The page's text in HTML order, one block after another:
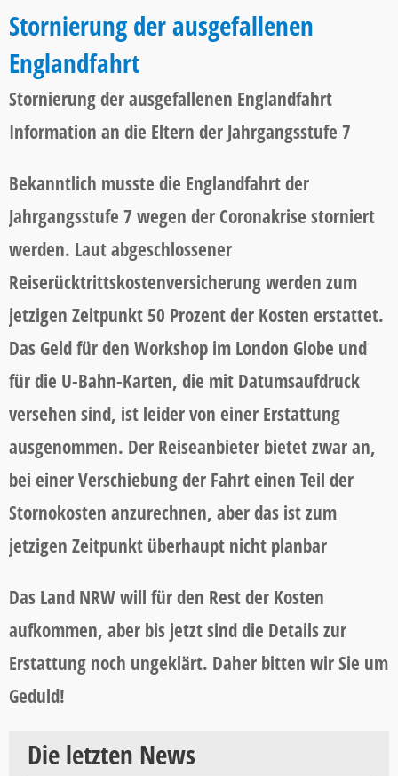
Stornierung der ausgefallenen
Englandfahrt
Stornierung der ausgefallenen Englandfahrt
Information an die Eltern der Jahrgangsstufe 7
Bekanntlich musste die Englandfahrt der
Jahrgangsstufe 7 wegen der Coronakrise storniert
werden. Laut abgeschlossener
Reiserücktrittskostenversicherung werden zum
jetzigen Zeitpunkt 50 Prozent der Kosten erstattet.
Das Geld für den Workshop im London Globe und
für die U-Bahn-Karten, die mit Datumsaufdruck
versehen sind, ist leider von einer Erstattung
ausgenommen. Der Reiseanbieter bietet zwar an,
bei einer Verschiebung der Fahrt einen Teil der
Stornokosten anzurechnen, aber das ist zum
jetzigen Zeitpunkt überhaupt nicht planbar
Das Land NRW will für den Rest der Kosten
aufkommen, aber bis jetzt sind die Details zur
Erstattung noch ungeklärt. Daher bitten wir Sie um
Geduld!
Die letzten News